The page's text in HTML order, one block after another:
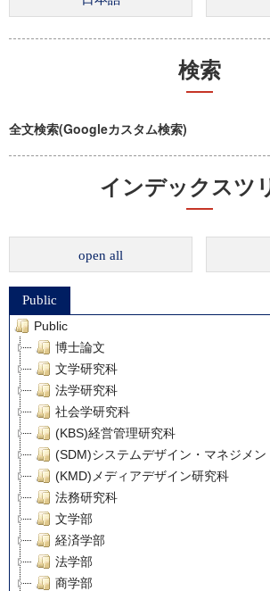
検索
全文検索(Googleカスタム検索)
インデックスツ
open all
Public
Public
博士論文
文学研究科
法学研究科
社会学研究科
(KBS)経営管理研究科
(SDM)システムデザイン・マネジメン
(KMD)メディアデザイン研究科
法務研究科
文学部
経済学部
法学部
商学部